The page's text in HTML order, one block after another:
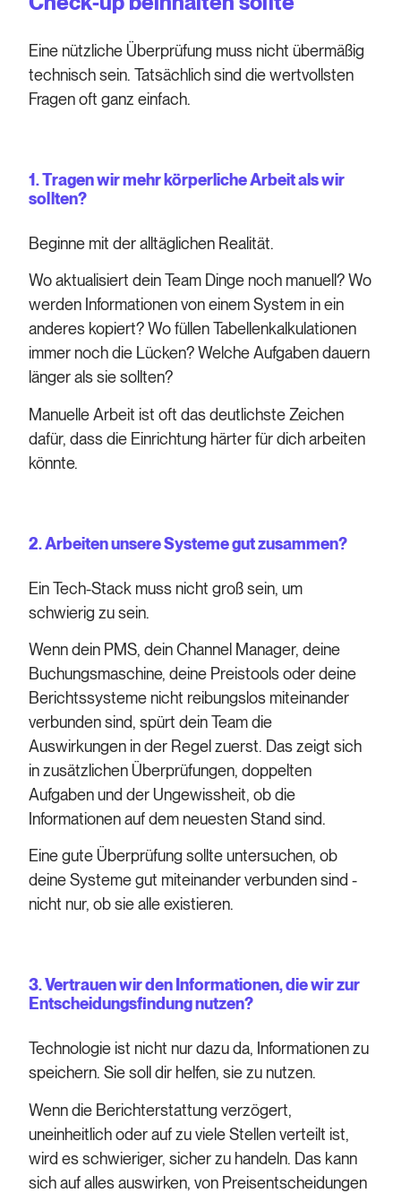
Eine nützliche Überprüfung muss nicht übermäßig
technisch sein. Tatsächlich sind die wertvollsten
Fragen oft ganz einfach.
1. Tragen wir mehr körperliche Arbeit als wir
sollten?
Beginne mit der alltäglichen Realität.
Wo aktualisiert dein Team Dinge noch manuell? Wo
werden Informationen von einem System in ein
anderes kopiert? Wo füllen Tabellenkalkulationen
immer noch die Lücken? Welche Aufgaben dauern
länger als sie sollten?
Manuelle Arbeit ist oft das deutlichste Zeichen
dafür, dass die Einrichtung härter für dich arbeiten
könnte.
2. Arbeiten unsere Systeme gut zusammen?
Ein Tech-Stack muss nicht groß sein, um
schwierig zu sein.
Wenn dein PMS, dein Channel Manager, deine
Buchungsmaschine, deine Preistools oder deine
Berichtssysteme nicht reibungslos miteinander
verbunden sind, spürt dein Team die
Auswirkungen in der Regel zuerst. Das zeigt sich
in zusätzlichen Überprüfungen, doppelten
Aufgaben und der Ungewissheit, ob die
Informationen auf dem neuesten Stand sind.
Eine gute Überprüfung sollte untersuchen, ob
deine Systeme gut miteinander verbunden sind -
nicht nur, ob sie alle existieren.
3. Vertrauen wir den Informationen, die wir zur
Entscheidungsfindung nutzen?
Technologie ist nicht nur dazu da, Informationen zu
speichern. Sie soll dir helfen, sie zu nutzen.
Wenn die Berichterstattung verzögert,
uneinheitlich oder auf zu viele Stellen verteilt ist,
wird es schwieriger, sicher zu handeln. Das kann
sich auf alles auswirken, von Preisentscheidungen